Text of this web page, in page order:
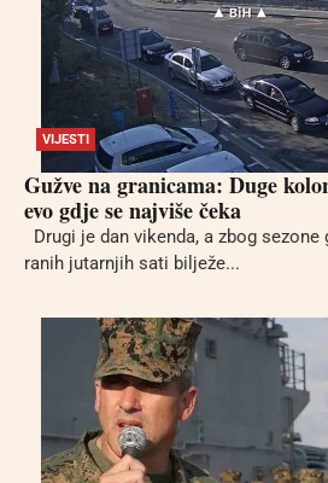
VIJESTI
Gužve na granicama: Duge
evo gdje se najviše čeka
Drugi je dan vikenda, a zbog
ranih jutarnjih sati bilježe...